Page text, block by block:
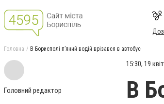
Головна В Борисполі п’яний водій врізався в автобус
Головний редактор
15:30, 19
В